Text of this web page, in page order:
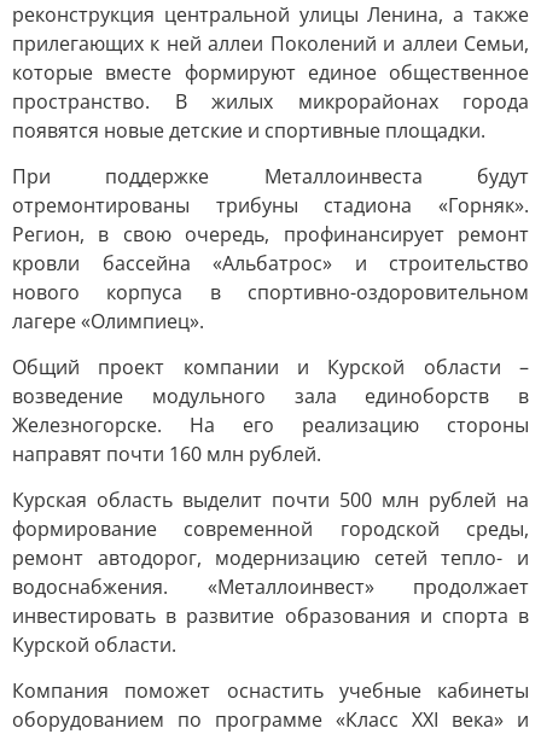
реконструкция центральной улицы Ленина, а также
прилегающих к ней аллеи Поколений и аллеи Семьи,
которые вместе формируют единое общественное
пространство. В жилых микрорайонах города
появятся новые детские и спортивные площадки.
При поддержке Металлоинвеста будут
отремонтированы трибуны стадиона «Горняк».
Регион, в свою очередь, профинансирует ремонт
кровли бассейна «Альбатрос» и строительство
нового корпуса в спортивно-оздоровительном
лагере «Олимпиец».
Общий проект компании и Курской области –
возведение модульного зала единоборств в
Железногорске. На его реализацию стороны
направят почти 160 млн рублей.
Курская область выделит почти 500 млн рублей на
формирование современной городской среды,
ремонт автодорог, модернизацию сетей тепло- и
водоснабжения. «Металлоинвест» продолжает
инвестировать в развитие образования и спорта в
Курской области.
Компания поможет оснастить учебные кабинеты
оборудованием по программе «Класс XXI века» и